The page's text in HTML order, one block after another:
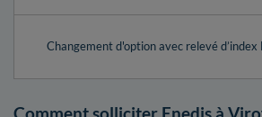
Changement d'option avec relevé d’index